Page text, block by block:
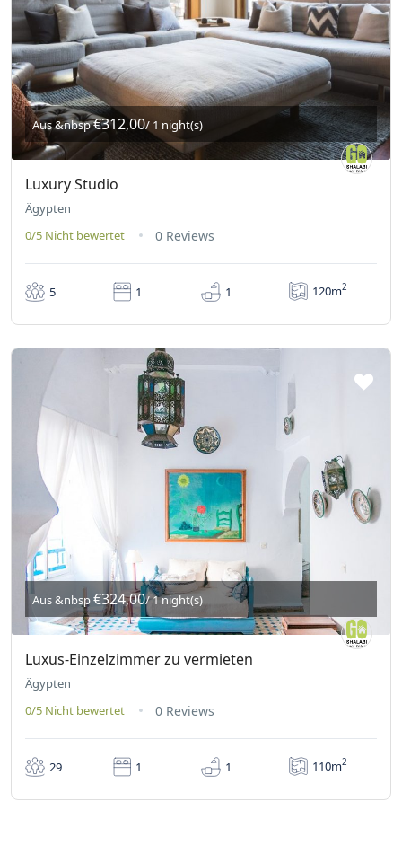
Aus &nbsp€312,00/ 1 night(s)
Luxury Studio
Ägypten
0/5 Nicht bewertet 0 Reviews
5 1 1 120m2
Aus &nbsp€324,00/ 1 night(s)
Luxus-Einzelzimmer zu vermieten
Ägypten
0/5 Nicht bewertet 0 Reviews
29 1 1 110m2